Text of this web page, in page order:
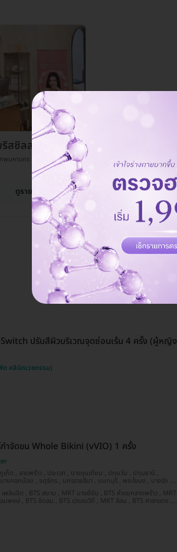
ซิลลา)
มหานคร 10230
ดูรายละเอียด
Switch ปรับสีผิวบริเวณจุดซ่อนเร้น 4 ครั้ง (ผู้หญิง
ต คลินิกเวชกรรม)
กำจัดขน Whole Bikini (vVIO) 1 ครั้ง
ขอนแก่น , คลองสาน , นครปฐม